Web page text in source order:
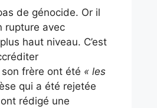
de génocide. Or il
rupture avec
haut niveau. C’est
frère ont été « les
qui a été rejetée
rédigé une